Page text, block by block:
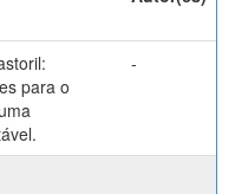
para o
-